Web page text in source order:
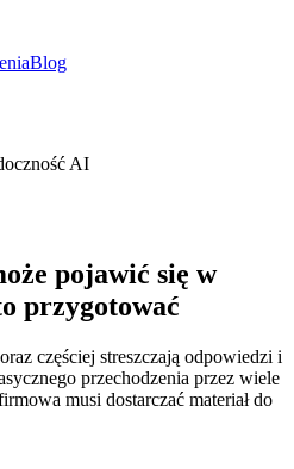
Blog
AI
pojawić się w
przygotować
częściej streszczają odpowiedzi i
przechodzenia przez wiele
musi dostarczać materiał do